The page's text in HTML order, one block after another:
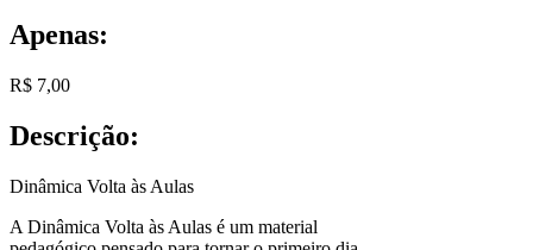
Apenas:
R$ 7,00
Descrição:
Dinâmica Volta às Aulas
A Dinâmica Volta às Aulas é um material